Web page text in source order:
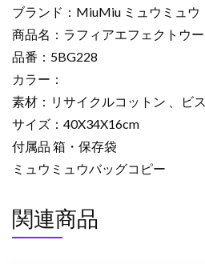
ク
ト
ウ
ー
ブ
ン
ト
ー
ト
バ
グ
2633412
ブランド：MiuMiu ミュウミュウ
商品名：ラフィアエフェクトウ
品番：5BG228
カラー：
素材：リサイクルコットン 、ビ
サイズ：40X34X16cm
付属品 箱・保存袋
ミュウミュウバッグコピー
関連商品